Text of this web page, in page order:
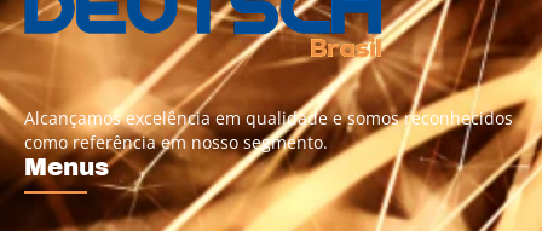
Alcançamos excelência em qualidade e somos reconhecidos
como referência em nosso segmento.
Menus